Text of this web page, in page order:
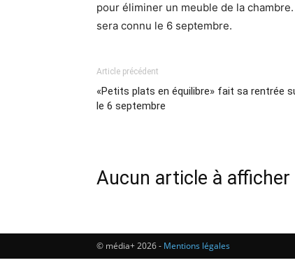
pour éliminer un meuble de la
sera connu le 6 septembre.
Article précédent
«Petits plats en équilibre» fait sa rentrée
le 6 septembre
Aucun article à afficher
© média+ 2026 - Mentions légales